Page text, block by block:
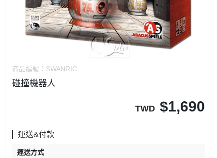
商品編號： SWANRIC
碰撞機器人
TWD $1,690
運送&付款
運送方式